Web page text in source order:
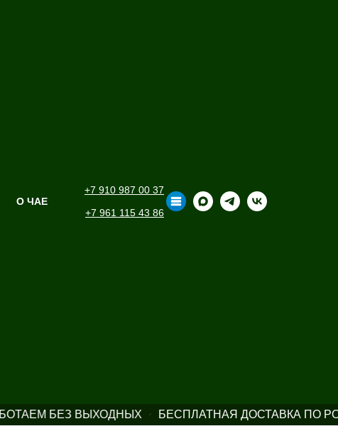
О ЧАЕ
+7 910 987 00 37
+7 961 115 43 86
БЕЗ ВЫХОДНЫХ БЕСПЛАТНАЯ ДОСТАВКА ПО